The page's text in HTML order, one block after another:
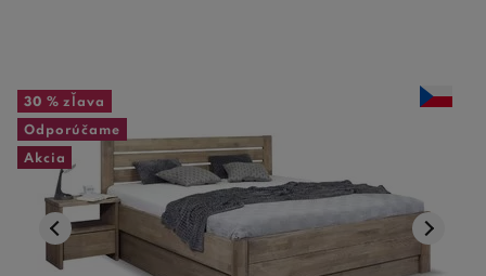
30 % zľava
Odporúčame
Akcia